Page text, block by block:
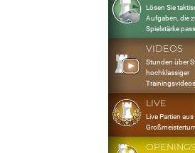
Lösen Sie
Aufgaben, die
Spielstärke
VIDEOS
Stunden über
hochklassiger
Trainingsvideos
LIVE
Live Partien